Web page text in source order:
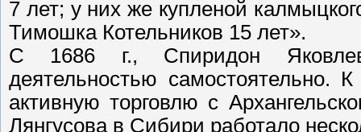
7 лет; у них же купленой
Тимошка Котельников 15 лет».
С 1686 г., Спиридон Яковлев
деятельностью самостоятельно.
активную торговлю с
Лянгусова в Сибири работало